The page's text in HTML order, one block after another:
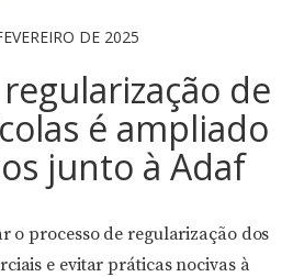
DE 2025
de
é ampliado
junto à Adaf
o processo de regularização dos
e evitar práticas nocivas à